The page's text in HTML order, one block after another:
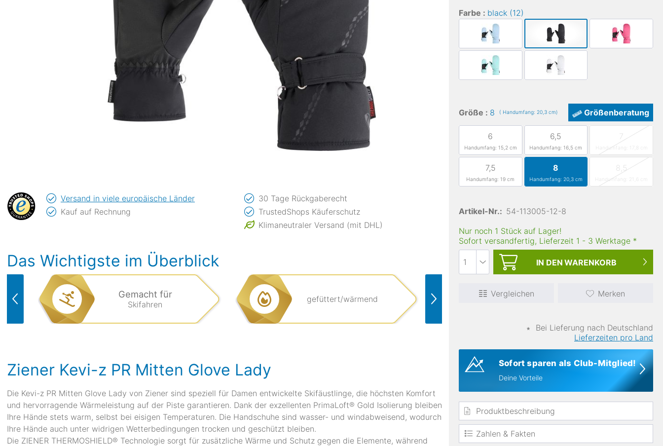
Farbe : black (12)
Größe : 8 ( Handumfang: 20,3 cm) Größenberatung
6
Handumfang: 15,2 cm
6,5
Handumfang: 16,5 cm
7
Handumfang: 17,8 cm
7,5
Handumfang: 19 cm
8
Handumfang: 20,3 cm
8,5
Handumfang: 21,6 cm
Artikel-Nr.: 54-113005-12-8
Nur noch 1 Stück auf Lager!
Sofort versandfertig, Lieferzeit 1 - 3 Werktage *
IN DEN WARENKORB
Vergleichen Merken
∗
Bei Lieferung nach Deutschland
Lieferzeiten pro Land
Sofort sparen als Club-Mitglied!
Deine Vorteile
Produktbeschreibung
Zahlen & Fakten
Versand in viele europäische Länder
Kauf auf Rechnung
30 Tage Rückgaberecht
TrustedShops Käuferschutz
Klimaneutraler Versand (mit DHL)
Das Wichtigste im Überblick
Gemacht für
Skifahren
gefüttert/wärmend wasserabweisend
Ziener Kevi-z PR Mitten Glove Lady
Die Kevi-z PR Mitten Glove Lady von Ziener sind speziell für Damen entwickelte Skifäustlinge, die höchsten Komfort
und hervorragende Wärmeleistung auf der Piste garantieren. Dank der exzellenten PrimaLoft® Gold Isolierung bleiben
Ihre Hände stets warm, selbst bei eisigen Temperaturen. Die Handschuhe sind wasser- und windabweisend, wodurch
Ihre Hände auch unter widrigen Wetterbedingungen trocken und geschützt bleiben.
Die ZIENER THERMOSHIELD® Technologie sorgt für zusätzliche Wärme und Schutz gegen die Elemente, während